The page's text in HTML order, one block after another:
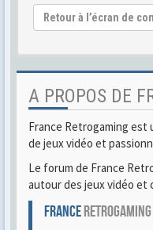
Retour à l’écran de
A PROPOS DE
France Retrogaming
de jeux vidéo et
Le forum de France
autour des jeux vidéo et
FRANCERETROGAMING